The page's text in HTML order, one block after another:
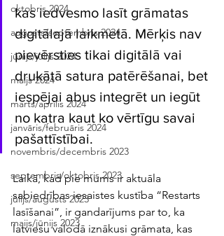
oktobris 2024
augusts/septembris 2024
jūnijs/jūlijs 2024
maijs 2024
marts/aprīlis 2024
janvāris/februāris 2024
novembris/decembris 2023
septembris/oktobris 2023
jūlijs/augusts 2023
maijs/jūnijs 2023
kas iedvesmo lasīt grāmatas
digitālajā laikmetā. Mērķis nav
pievērsties tikai digitālā vai
drukātā satura patērēšanai, bet
iespējai abus integrēt un iegūt
no katra kaut ko vērtīgu savai
pašattīstībai.
Laikā, kad pie mums ir aktuāla
sabiedrības iesaistes kustība “Restarts
lasīšanai”, ir gandarījums par to, ka
latviešu valodā iznākusi grāmata, kas